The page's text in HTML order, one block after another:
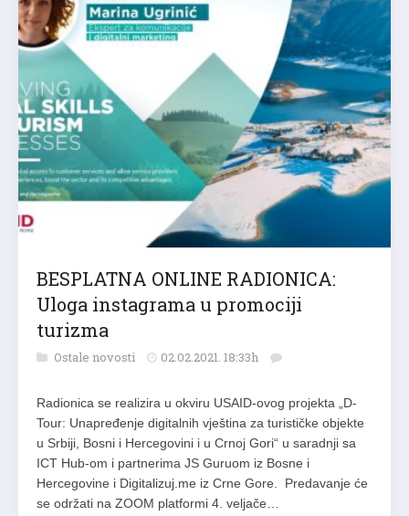
BESPLATNA ONLINE RADIONICA:
Uloga instagrama u promociji
turizma
Ostale novosti 02.02.2021. 18:33h
Radionica se realizira u okviru USAID-ovog projekta „D-
Tour: Unapređenje digitalnih vještina za turističke objekte
u Srbiji, Bosni i Hercegovini i u Crnoj Gori“ u saradnji sa
ICT Hub-om i partnerima JS Guruom iz Bosne i
Hercegovine i Digitalizuj.me iz Crne Gore. Predavanje će
se održati na ZOOM platformi 4. veljače…